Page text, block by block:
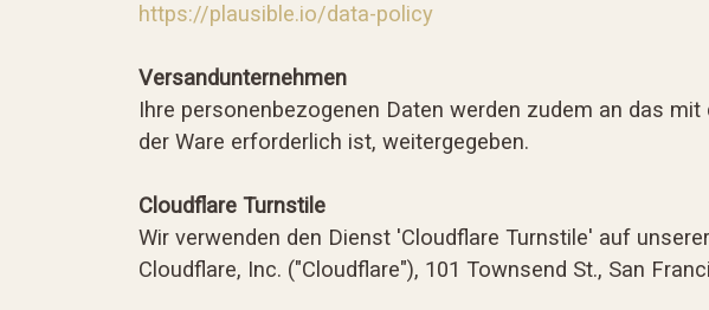
https://plausible.io/data-policy
Versandunternehmen
Ihre personenbezogenen Daten werden zudem an das
der Ware erforderlich ist, weitergegeben.
Cloudflare Turnstile
Wir verwenden den Dienst 'Cloudflare Turnstile' auf
Cloudflare, Inc. ("Cloudflare"), 101 Townsend St., San